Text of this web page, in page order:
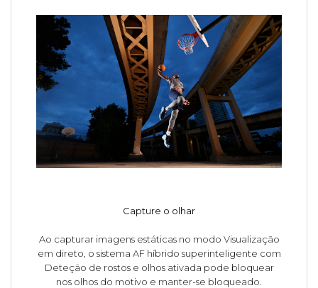
Capture o olhar
Ao capturar imagens estáticas no modo Visualização
em direto, o sistema AF híbrido superinteligente com
Deteção de rostos e olhos ativada pode bloquear
nos olhos do motivo e manter-se bloqueado.